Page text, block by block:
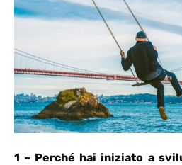
1 – Perché hai iniziato a